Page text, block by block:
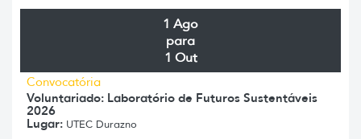
1 Ago
para
1 Out
Convocatória
Voluntariado: Laboratório de Futuros Sustentáveis
2026
Lugar: UTEC Durazno